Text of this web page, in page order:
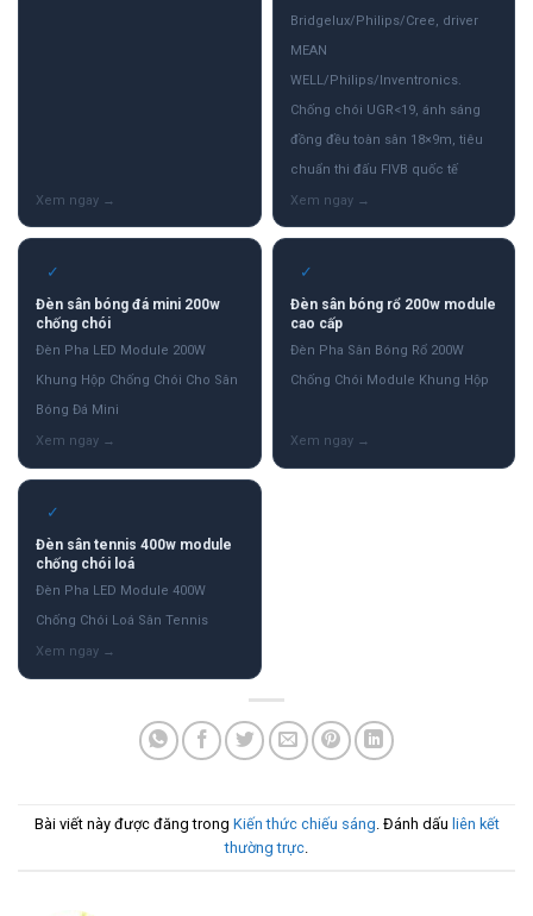
Bridgelux/Philips/Cree, driver
MEAN
WELL/Philips/Inventronics.
Chống chói UGR<19, ánh sáng
đồng đều toàn sân 18×9m, tiêu
chuẩn thi đấu FIVB quốc tế
✓
Đèn sân bóng đá mini 200w
chống chói
Đèn Pha LED Module 200W
Khung Hộp Chống Chói Cho Sân
Bóng Đá Mini
✓
Đèn sân bóng rổ 200w module
cao cấp
Đèn Pha Sân Bóng Rổ 200W
Chống Chói Module Khung Hộp
✓
Đèn sân tennis 400w module
chống chói loá
Đèn Pha LED Module 400W
Chống Chói Loá Sân Tennis
Bài viết này được đăng trong Kiến thức chiếu sáng. Đánh dấu liên kết
thường trực.